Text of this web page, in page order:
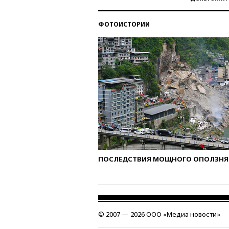
ФОТОИСТОРИИ
ПОСЛЕДСТВИЯ МОЩНОГО ОПОЛЗНЯ
© 2007 — 2026 ООО «Медиа новости»